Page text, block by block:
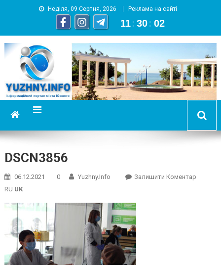
Неділя, 09 Серпня, 2026 Реклама на сайті
11 : 30 : 03
YUZHNY.INFO
информационный портал города Южный
DSCN3856
06.12.2021 0 Yuzhny.info Залишити КоментарOn
RU UK